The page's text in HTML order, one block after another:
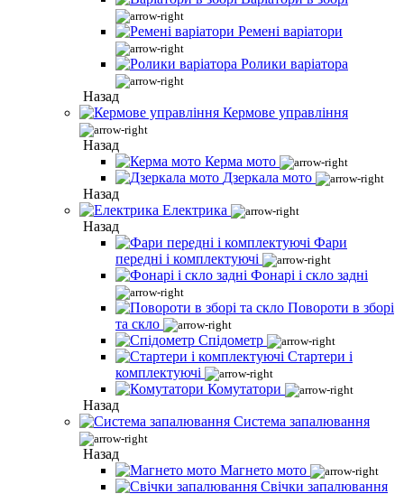
Ремені варіатори
Ролики варіатора
Назад
Кермове управління
Назад
Керма мото
Дзеркала мото
Назад
Електрика
Назад
Фари
передні і комплектуючі
Фонарі і скло задні
Повороти в зборі
та скло
Спідометр
Стартери і
комплектуючі
Комутатори
Назад
Система запалювання
Назад
Магнето мото
Свічки запалювання